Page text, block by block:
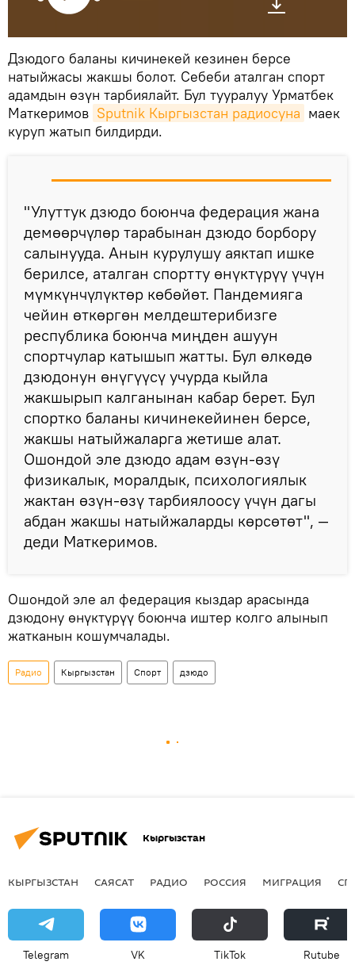
Дзюдого баланы кичинекей кезинен берсе
натыйжасы жакшы болот. Себеби аталган спорт
адамдын өзүн тарбиялайт. Бул тууралуу Урматбек
Маткеримов Sputnik Кыргызстан радиосуна маек
куруп жатып билдирди.
"Улуттук дзюдо боюнча федерация жана
демөөрчүлөр тарабынан дзюдо борбору
салынууда. Анын курулушу аяктап ишке
берилсе, аталган спортту өнүктүрүү үчүн
мүмкүнчүлүктөр көбөйөт. Пандемияга
чейин өткөргөн мелдештерибизге
республика боюнча миңден ашуун
спортчулар катышып жатты. Бул өлкөдө
дзюдонун өнүгүүсү учурда кыйла
жакшырып калганынан кабар берет. Бул
спортко баланы кичинекейинен берсе,
жакшы натыйжаларга жетише алат.
Ошондой эле дзюдо адам өзүн-өзү
физикалык, моралдык, психологиялык
жактан өзүн-өзү тарбиялоосу үчүн дагы
абдан жакшы натыйжаларды көрсөтөт", —
деди Маткеримов.
Ошондой эле ал федерация кыздар арасында
дзюдону өнүктүрүү боюнча иштер колго алынып
жатканын кошумчалады.
Радио Кыргызстан Спорт дзюдо
Кыргызстан
КЫРГЫЗСТАН САЯСАТ РАДИО РОССИЯ МИГРАЦИЯ
Telegram VK ТikТоk Rutube